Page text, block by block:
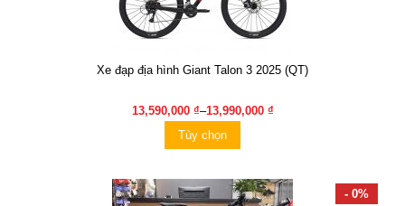
Xe đạp địa hình Giant Talon 3 2025 (QT)
13,590,000 ₫–13,990,000 ₫
Tùy chọn
- 0%